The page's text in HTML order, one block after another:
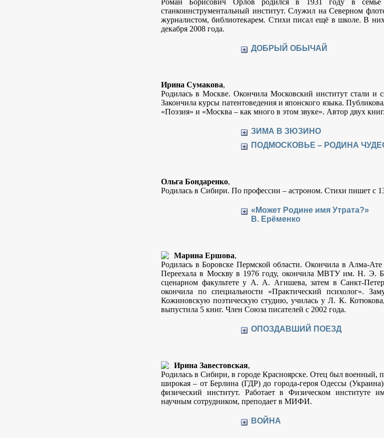
станкоинструментальный институт. Служил на Северном
журналистом, библиотекарем. Стихи писал ещё в школе. В
декабря 2008 года.
ДОБРЫЙ ОБЫЧАЙ
Ирина Сумакова,
Родилась в Москве. Окончила Московский институт стали и
Закончила курсы патентоведения и японского языка.
«Поэзия» и «Москва – как много в этом звуке». Автор двух книг.
ЗИМА В ЗЮЗИНО
ПОДМОСКОВЬЕ – РОДИНА
Ольга Бондаренко,
Родилась в Сибири. По профессии – астроном. Стихи пишет с 13
«Может Родине имя Утрата?»
В. Ерёменко
Марина Ершова,
Родилась в Боровске Пермской области. Окончила в Алма-
Переехала в Москву в 1976 году, окончила МВТУ им. Н. Э.
сценарном факультете у А. А. Агишева, затем в Санкт-
окончила по специальности «Практический психолог».
Кожиновскую поэтическую студию, училась у Л. К. Котюкова,
выпустила 5 книг. Член Союза писателей с 2002 года.
ОПОЗДАВШИЙ ПОЕЗД
Ирина Завестовская,
Родилась в Сибири, в городе Красноярске. Отец был военный,
широкая – от Берлина (ГДР) до города-героя Одессы
физический институт. Работает в Физическом
научным сотрудником, преподает в МИФИ.
ВОЙНА